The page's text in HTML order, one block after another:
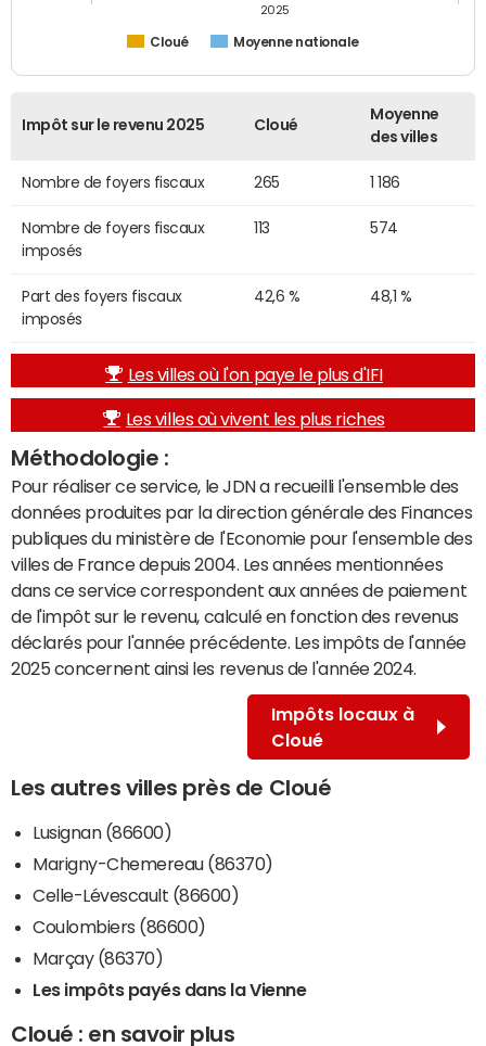
Cloué Moyenne nationale
2025
Impôt sur le revenu 2025 Cloué
Moyenne
des villes
Nombre de foyers fiscaux 265 1 186
Nombre de foyers fiscaux
imposés
113 574
Part des foyers fiscaux
imposés
42,6 % 48,1 %
Les villes où l'on paye le plus d'IFI
Les villes où vivent les plus riches
Méthodologie :
Pour réaliser ce service, le JDN a recueilli l'ensemble des
données produites par la direction générale des Finances
publiques du ministère de l'Economie pour l'ensemble des
villes de France depuis 2004. Les années mentionnées
dans ce service correspondent aux années de paiement
de l'impôt sur le revenu, calculé en fonction des revenus
déclarés pour l'année précédente. Les impôts de l'année
2025 concernent ainsi les revenus de l'année 2024.
Impôts locaux à
Cloué
Les autres villes près de Cloué
Lusignan (86600)
Marigny-Chemereau (86370)
Celle-Lévescault (86600)
Coulombiers (86600)
Marçay (86370)
Les impôts payés dans la Vienne
Cloué : en savoir plus